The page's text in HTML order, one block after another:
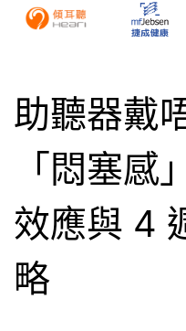
助聽器戴
「悶塞感
效應與 4
略